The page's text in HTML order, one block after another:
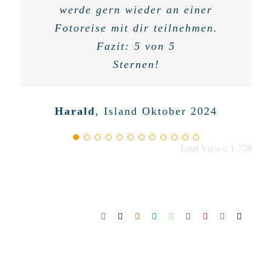
werde gern wieder an einer
Fotoreise mit dir teilnehmen.
Fazit: 5 von 5
Sternen!
Harald, Island Oktober 2024
Reise mit euch.
Sarah
Einzelcoaching Fotografie &
Business
Hochzeitsfotografie
Total Views: 1.758
Facebook Reddit LinkedInWhatsApp
TumblrPinterest